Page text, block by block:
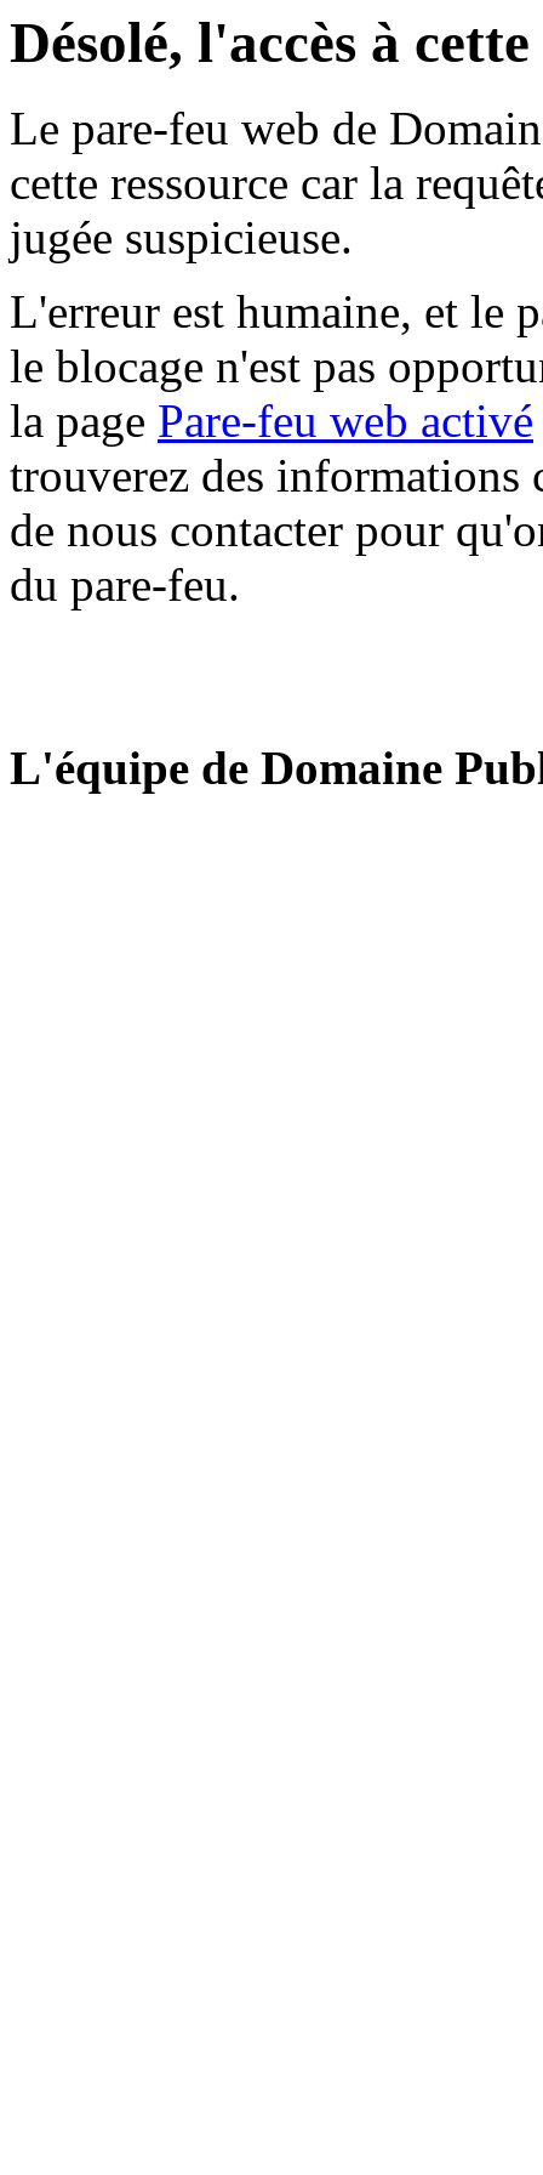
Désolé, l'accès à
Le pare-feu web de
cette ressource car la
jugée suspicieuse.
L'erreur est humaine, et le
le blocage n'est pas
la page Pare-feu web activé
trouverez des informations
de nous contacter pour
du pare-feu.
L'équipe de Domaine